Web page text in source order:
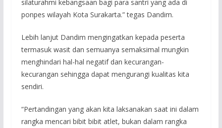
silaturahmi kebangsaan bagi para santri yang ada di
ponpes wilayah Kota Surakarta.” tegas Dandim.
Lebih lanjut Dandim mengingatkan kepada peserta
termasuk wasit dan semuanya semaksimal mungkin
menghindari hal-hal negatif dan kecurangan-
kecurangan sehingga dapat mengurangi kualitas kita
sendiri.
“Pertandingan yang akan kita laksanakan saat ini dalam
rangka mencari bibit bibit atlet, bukan dalam rangka